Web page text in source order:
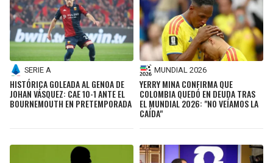
SERIE A
HISTÓRICA GOLEADA AL GENOA DE
JOHAN VÁSQUEZ: CAE 10-1 ANTE EL
BOURNEMOUTH EN PRETEMPORADA
MUNDIAL 2026
YERRY MINA CONFIRMA QUE
COLOMBIA QUEDÓ EN DEUDA TRAS
EL MUNDIAL 2026: "NO VEÍAMOS LA
CAÍDA"